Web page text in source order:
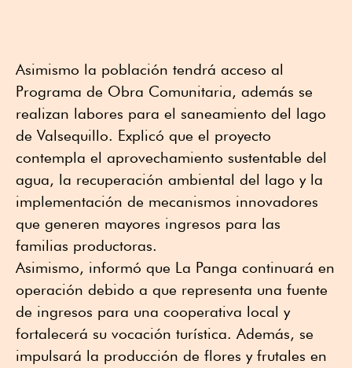
Asimismo la población tendrá acceso al
Programa de Obra Comunitaria, además se
realizan labores para el saneamiento del lago
de Valsequillo. Explicó que el proyecto
contempla el aprovechamiento sustentable del
agua, la recuperación ambiental del lago y la
implementación de mecanismos innovadores
que generen mayores ingresos para las
familias productoras.
Asimismo, informó que La Panga continuará en
operación debido a que representa una fuente
de ingresos para una cooperativa local y
fortalecerá su vocación turística. Además, se
impulsará la producción de flores y frutales en